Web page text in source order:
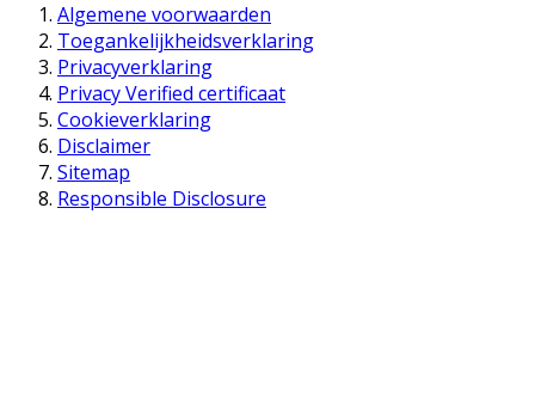
Algemene voorwaarden
Toegankelijkheidsverklaring
Privacyverklaring
Privacy Verified certificaat
Cookieverklaring
Disclaimer
Sitemap
Responsible Disclosure